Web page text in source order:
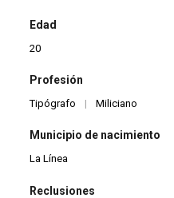
Edad
20
Profesión
Tipógrafo | Miliciano
Municipio de nacimiento
La Línea
Reclusiones